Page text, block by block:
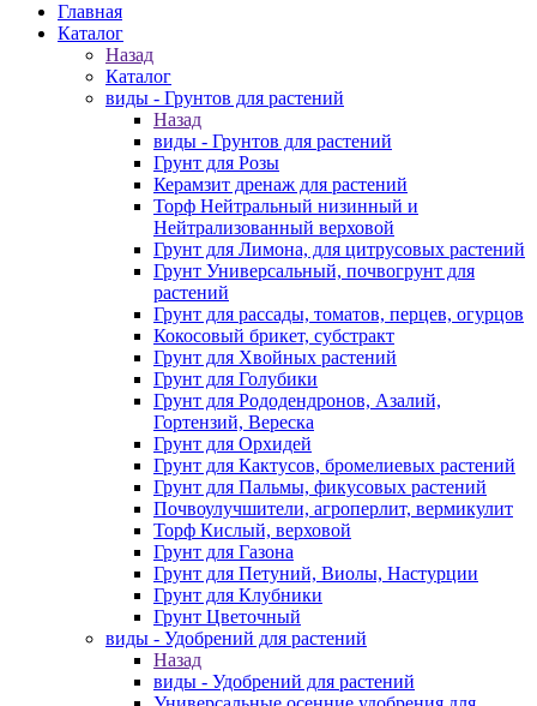
Главная
Каталог
Назад
Каталог
виды - Грунтов для растений
Назад
виды - Грунтов для растений
Грунт для Розы
Керамзит дренаж для растений
Торф Нейтральный низинный и
Нейтрализованный верховой
Грунт для Лимона, для цитрусовых растений
Грунт Универсальный, почвогрунт для
растений
Грунт для рассады, томатов, перцев, огурцов
Кокосовый брикет, субстракт
Грунт для Хвойных растений
Грунт для Голубики
Грунт для Рододендронов, Азалий,
Гортензий, Вереска
Грунт для Орхидей
Грунт для Кактусов, бромелиевых растений
Грунт для Пальмы, фикусовых растений
Почвоулучшители, агроперлит, вермикулит
Торф Кислый, верховой
Грунт для Газона
Грунт для Петуний, Виолы, Настурции
Грунт для Клубники
Грунт Цветочный
виды - Удобрений для растений
Назад
виды - Удобрений для растений